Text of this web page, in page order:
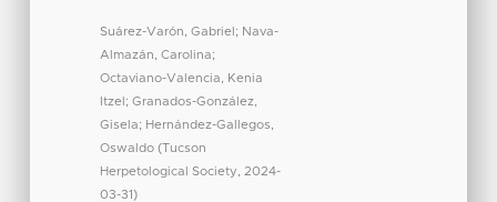
Suárez-Varón, Gabriel ; Nava-
Almazán, Carolina;
Octaviano-Valencia, Kenia
Itzel ; Granados-González,
Gisela; Hernández-Gallegos,
Oswaldo (Tucson
Herpetological Society
2024-
03-31)